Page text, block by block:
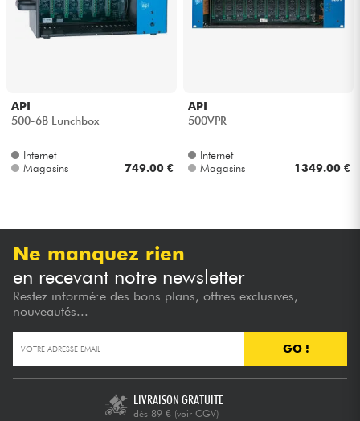
Violons & Quatuor
Câbles & Access.
API
500-6B Lunchbox
Internet
Magasins
749.00 €
API
500VPR
Internet
Magasins
1349.00 €
Ne manquez rien
en recevant notre newsletter
Restez informé·e des bons plans, offres exclusives,
nouveautés...
GO !
LIVRAISON GRATUITE
dès 89 € (voir CGV)